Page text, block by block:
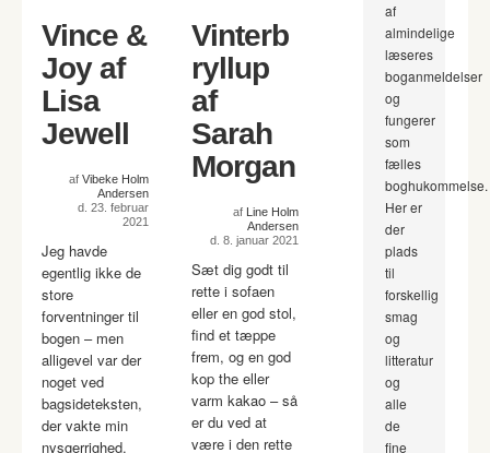
Vince &
Joy af
Lisa
Jewell
af Vibeke Holm
Andersen
d. 23. februar
2021
Jeg havde
egentlig ikke de
store
forventninger til
bogen – men
alligevel var der
noget ved
bagsideteksten,
der vakte min
nysgerrighed.
Vinterb
ryllup
af
Sarah
Morgan
af Line Holm
Andersen
d. 8. januar 2021
Sæt dig godt til
rette i sofaen
eller en god stol,
find et tæppe
frem, og en god
kop the eller
varm kakao – så
er du ved at
være i den rette
af
almindelige
læseres
boganmeldelser
og
fungerer
som
fælles
boghukommelse.
Her er
der
plads
til
forskellig
smag
og
litteratur
og
alle
de
fine